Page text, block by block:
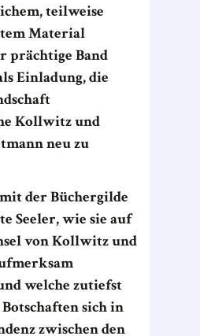
teilweise
Material
prächtige Band
Einladung, die
Kollwitz und
neu zu
der Büchergilde
Seeler, wie sie auf
von Kollwitz und
welche zutiefst
sich in
zwischen den